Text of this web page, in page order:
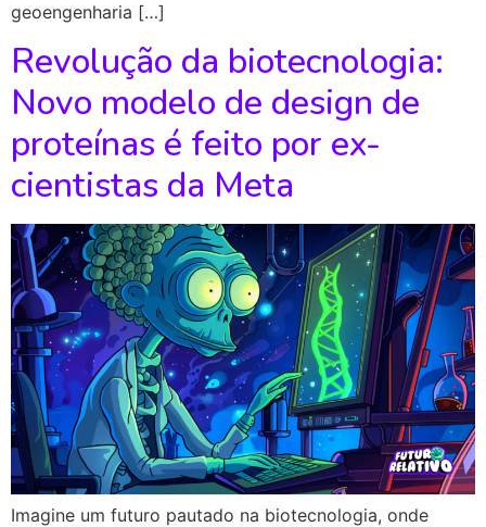
geoengenharia […]
Revolução da biotecnologia:
Novo modelo de design de
proteínas é feito por ex-
cientistas da Meta
Imagine um futuro pautado na biotecnologia, onde